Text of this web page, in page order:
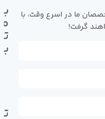
ما در اسرع وقت، با
گرفت!
با